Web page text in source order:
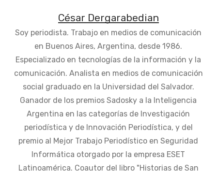
César Dergarabedian
Soy periodista. Trabajo en medios de comunicación
en Buenos Aires, Argentina, desde 1986.
Especializado en tecnologías de la información y la
comunicación. Analista en medios de comunicación
social graduado en la Universidad del Salvador.
Ganador de los premios Sadosky a la Inteligencia
Argentina en las categorías de Investigación
periodística y de Innovación Periodística, y del
premio al Mejor Trabajo Periodístico en Seguridad
Informática otorgado por la empresa ESET
Latinoamérica. Coautor del libro "Historias de San